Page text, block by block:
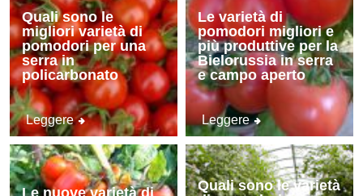
Quali sono le
migliori varietà di
pomodori per una
serra in
policarbonato
Leggere
Le varietà di
pomodori migliori e
più produttive per la
Bielorussia in serra
e campo aperto
Leggere
Le nuove varietà di
Quali sono le varietà